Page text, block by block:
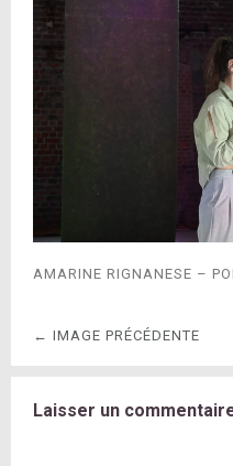
AMARINE RIGNANESE –
← IMAGE PRÉCÉDENTE
Laisser un